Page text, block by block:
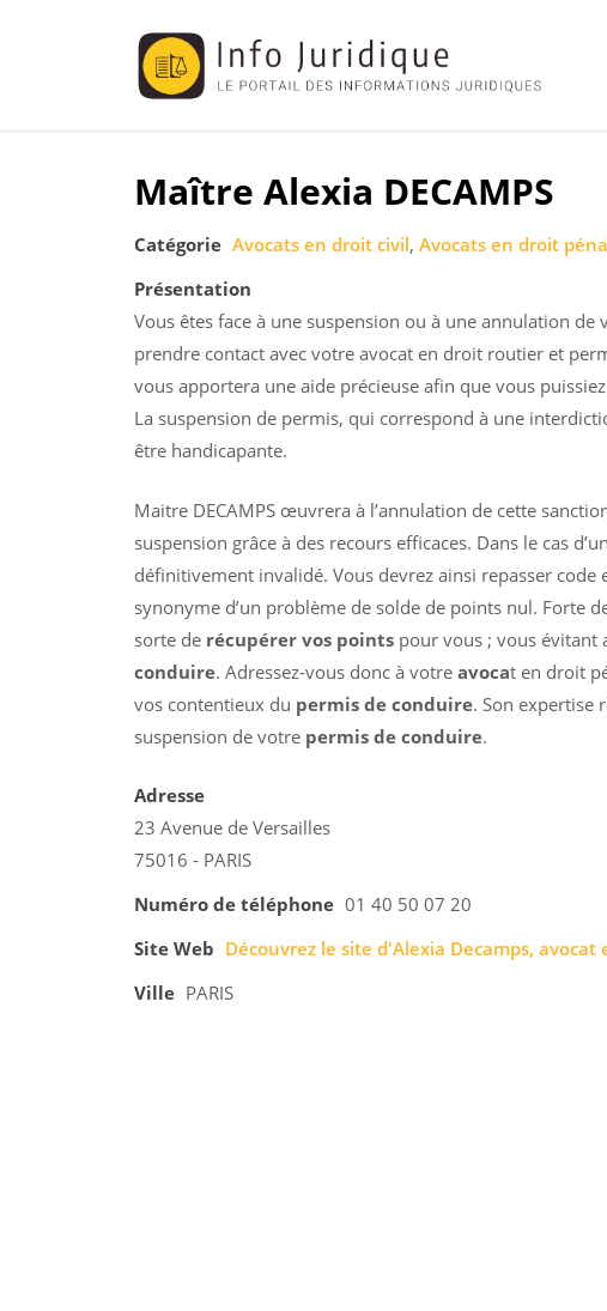
r
d
i
q
u
Skip
content
Maître Alexia DECAMPS
Catégorie Avocats en droit civil, Avocats en droit
Présentation
Vous êtes face à une suspension ou à une annulation de
prendre contact avec votre avocat en droit routier et
vous apportera une aide précieuse afin que vous
La suspension de permis, qui correspond à une
être handicapante.
Maitre DECAMPS œuvrera à l’annulation de cette
suspension grâce à des recours efficaces. Dans le cas
définitivement invalidé. Vous devrez ainsi repasser code
synonyme d’un problème de solde de points nul. Forte
sorte de récupérer vos points pour vous ; vous évitant
conduire. Adressez-vous donc à votre avocat en droit
vos contentieux du permis de conduire. Son expertise
suspension de votre permis de conduire.
Adresse
23 Avenue de Versailles
75016 - PARIS
Numéro de téléphone 01 40 50 07 20
Site Web Découvrez le site d'Alexia Decamps,
Ville PARIS